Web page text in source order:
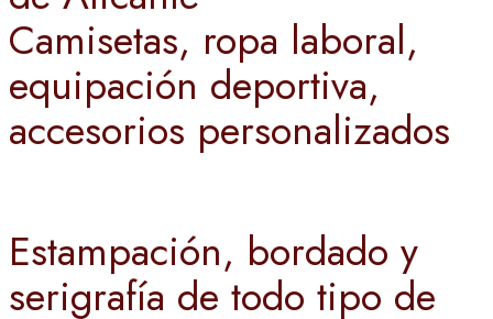
Camisetas, ropa laboral,
equipación deportiva,
accesorios personalizados
Estampación, bordado y
serigrafía de todo tipo de